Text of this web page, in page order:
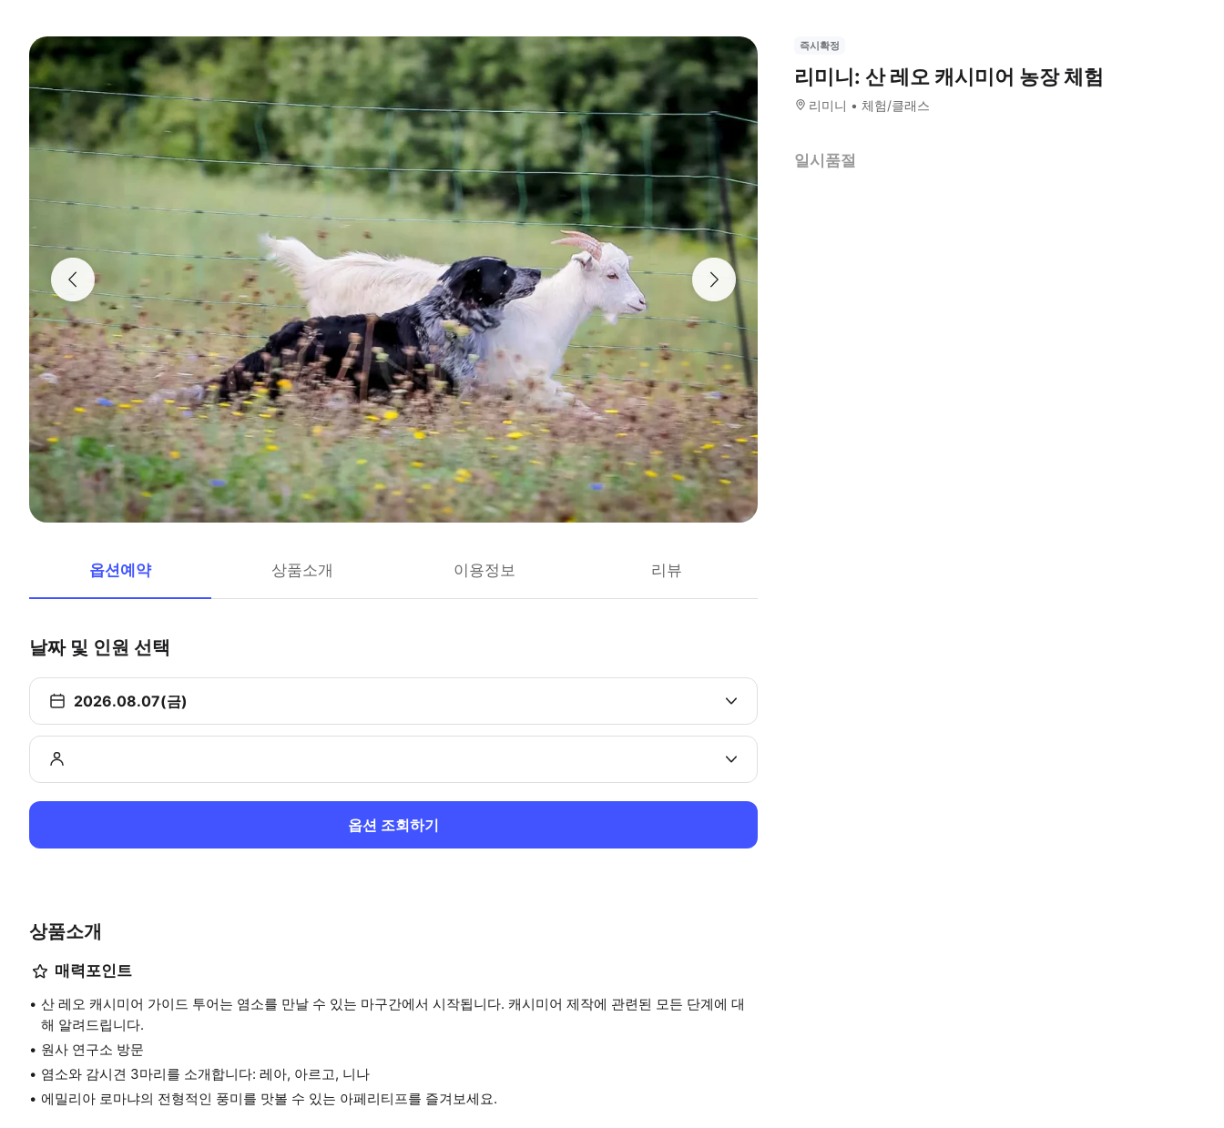
옵션예약 상품소개 이용정보 리뷰
날짜 및 인원 선택
2026.08.07(금)
옵션 조회하기
상품소개
매력포인트
산 레오 캐시미어 가이드 투어는 염소를 만날 수 있는 마구간에서 시작됩니다. 캐시미어 제작에 관련된 모든 단계에 대
해 알려드립니다.
원사 연구소 방문
염소와 감시견 3마리를 소개합니다: 레아, 아르고, 니나
에밀리아 로마냐의 전형적인 풍미를 맛볼 수 있는 아페리티프를 즐겨보세요.
즉시확정
리미니: 산 레오 캐시미어 농장 체험
리미니 체험/클래스
일시품절